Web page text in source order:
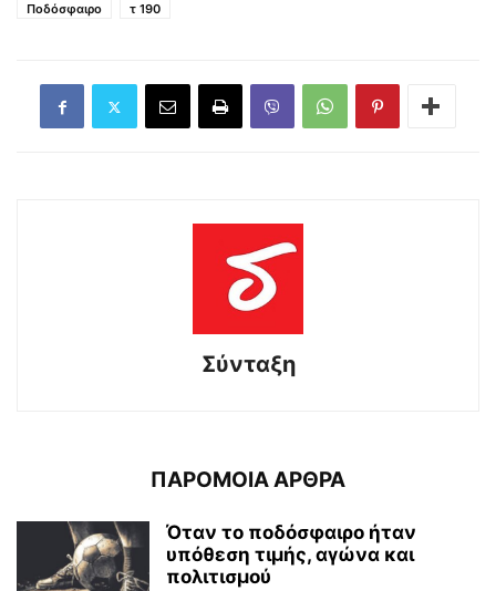
Ποδόσφαιρο
τ 190
Σύνταξη
ΠΑΡΟΜΟΙΑ ΑΡΘΡΑ
Όταν το ποδόσφαιρο ήταν
υπόθεση τιμής, αγώνα και
πολιτισμού